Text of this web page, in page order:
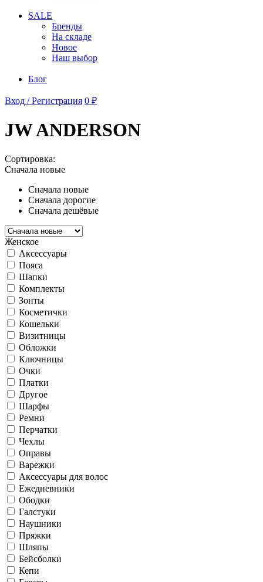
SALE
Бренды
На складе
Новое
Наш выбор
Блог
Вход / Регистрация 0 ₽
JW ANDERSON
Сортировка:
Сначала новые
Сначала новые
Сначала дорогие
Сначала дешёвые
Женское
Аксессуары
Пояса
Шапки
Комплекты
Зонты
Косметички
Кошельки
Визитницы
Обложки
Ключницы
Очки
Платки
Другое
Шарфы
Ремни
Перчатки
Чехлы
Оправы
Варежки
Аксессуары для волос
Ежедневники
Ободки
Галстуки
Наушники
Пряжки
Шляпы
Бейсболки
Кепи